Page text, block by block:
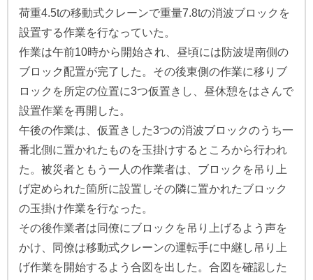
荷重4.5tの移動式クレーンで重量7.8tの消波ブロックを
設置する作業を行なっていた。
作業は午前10時から開始され、昼頃には防波堤南側の
ブロック配置が完了した。その後東側の作業に移りブ
ロックを所定の位置に3つ仮置きし、昼休憩をはさんで
設置作業を再開した。
午後の作業は、仮置きした3つの消波ブロックのうち一
番北側に置かれたものを玉掛けするところから行われ
た。被災者ともう一人の作業者は、ブロックを吊り上
げ定められた箇所に設置しその隣に置かれたブロック
の玉掛け作業を行なった。
その後作業者は同僚にブロックを吊り上げるよう声を
かけ、同僚は移動式クレーンの運転手に中継し吊り上
げ作業を開始するよう合図を出した。合図を確認した